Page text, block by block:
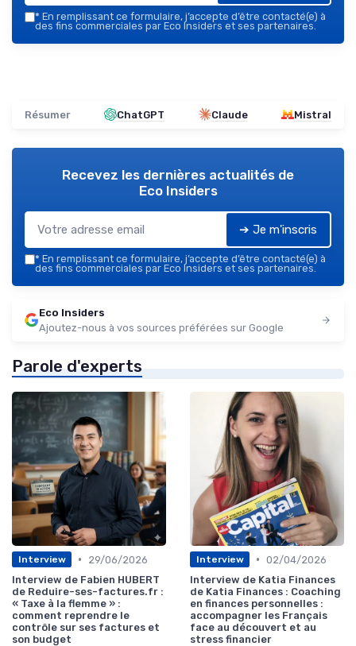
* En remplissant ce formulaire, j’accepte d’être contacté(e) à
des fins commerciales par Eco Insiders et ses partenaires.
Résumer ChatGPT Claude Mistral
Recevez les dernières actualités de
Eco Insiders
➔ Je m'inscris
* En remplissant ce formulaire, j’accepte d’être contacté(e) à
des fins commerciales par Eco Insiders et ses partenaires.
Eco Insiders
Ajoutez-nous à vos sources préférées sur Google
Parole d'experts
Interview •
29/06/2026
Interview de Fabien HUBERT
de Reduire-ses-factures.fr :
« Taxe à la flemme » :
comment reprendre le
contrôle sur ses factures et
son budget
Interview • 02/04/2026
Interview de Katia Finances
de Katia Finances : Coaching
en finances personnelles :
accompagner les Français
face au découvert et au
stress financier